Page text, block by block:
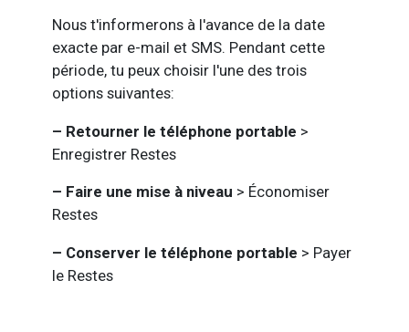
Nous t'informerons à l'avance de la date
exacte par e-mail et SMS. Pendant cette
période, tu peux choisir l'une des trois
options suivantes:
– Retourner le téléphone portable >
Enregistrer Restes
– Faire une mise à niveau > Économiser
Restes
– Conserver le téléphone portable > Payer
le Restes